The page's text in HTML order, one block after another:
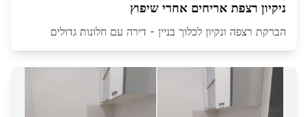
ניקיון רצפת אריחים אחרי שיפוץ
הברקת רצפה ונקיון לכלוך בניין - דירה עם חלונות גדולים